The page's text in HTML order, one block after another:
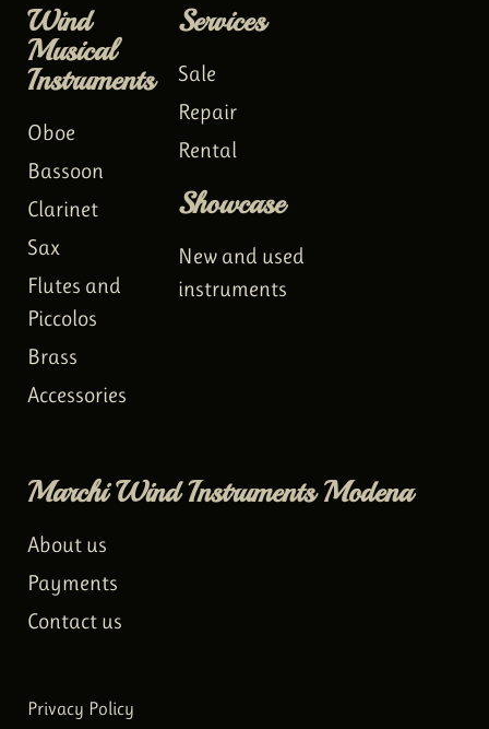
Wind
Musical
Instruments
Oboe
Bassoon
Clarinet
Sax
Flutes and
Piccolos
Brass
Accessories
Services
Sale
Repair
Rental
Showcase
New and used
instruments
Marchi Wind Instruments Modena
About us
Payments
Contact us
Privacy Policy